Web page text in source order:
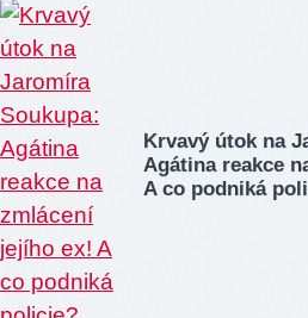
Krvavý útok na
Agátina reakce
A co podniká